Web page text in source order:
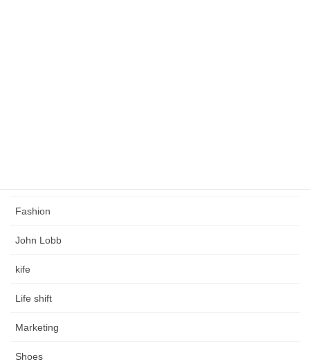
Fashion
John Lobb
kife
Life shift
Marketing
Shoes